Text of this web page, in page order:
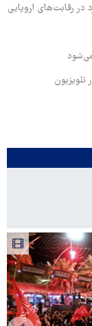
در رقابت‌های اروپایی
می‌شود